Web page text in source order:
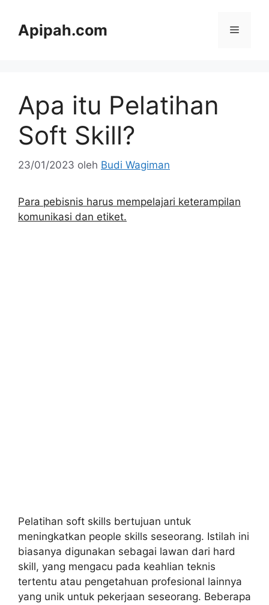
Apipah.com Menu
Apa itu Pelatihan
Soft Skill?
23/01/2023 oleh Budi Wagiman
Para pebisnis harus mempelajari keterampilan
komunikasi dan etiket.
Pelatihan soft skills bertujuan untuk
meningkatkan people skills seseorang. Istilah ini
biasanya digunakan sebagai lawan dari hard
skill, yang mengacu pada keahlian teknis
tertentu atau pengetahuan profesional lainnya
yang unik untuk pekerjaan seseorang. Beberapa